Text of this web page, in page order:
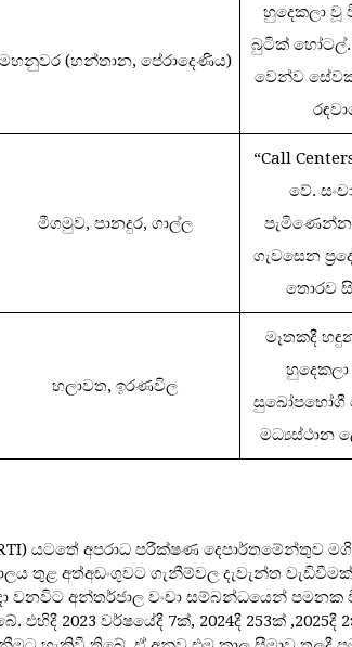
මහනුවර (හන්තාන, පේරාදෙණිය)
හුදෙකලා වූ
බුටික්
වෙන්ව
මීගමුව, පානදුර, ගාල්ල
“Call
වේ.
ගැවසෙන
තොරව
හලාවත, ඉරණවිල
මෑතකදී
සුඛෝපභෝගී
මධ්‍යස්ථාන
යටතේ අපරාධ පරීක්ෂණ දෙපාර්තමේන්තුව
තුළ අත්අඩංගුවට ගැනීම්වල දැවැන්ත
වනවිට අන්තර්ජාල වංචා සම්බන්ධයෙන් පමනක
2023 වර්ෂයේදී 7ක්, 2024දී 253ක් ,2025දී